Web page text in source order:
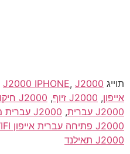
תוייג J2000 IPHONE, J2000
אייפון, J2000 זיוף , J2000 חיקוי
J2000 עברית
, J2000 עברית מושלמת - אייפון WIFI TV
J2000 פתיחה עברית אייפון WIFI סיני
J2000 תאילנד